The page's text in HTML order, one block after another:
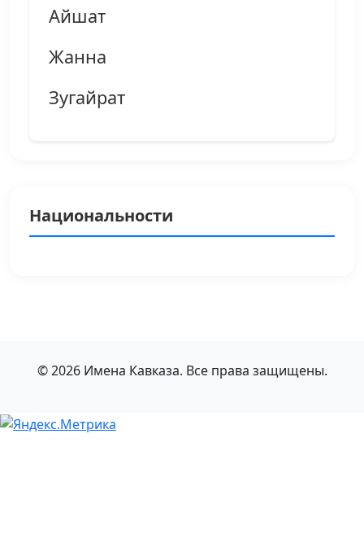
Айшат
Жанна
Зугайрат
Национальности
© 2026 Имена Кавказа. Все права защищены.